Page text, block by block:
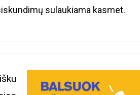
sulaukiama kasmet.